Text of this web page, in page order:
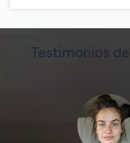
Testimonios